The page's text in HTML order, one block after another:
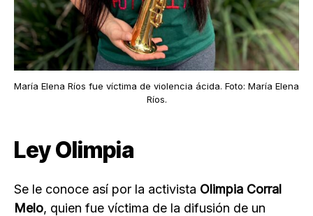
María Elena Ríos fue víctima de violencia ácida. Foto: María Elena
Ríos.
Ley Olimpia
Se le conoce así por la activista Olimpia Corral
Melo, quien fue víctima de la difusión de un